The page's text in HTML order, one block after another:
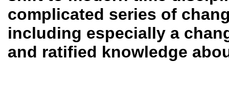
complicated series of
including especially a
and ratified knowledge